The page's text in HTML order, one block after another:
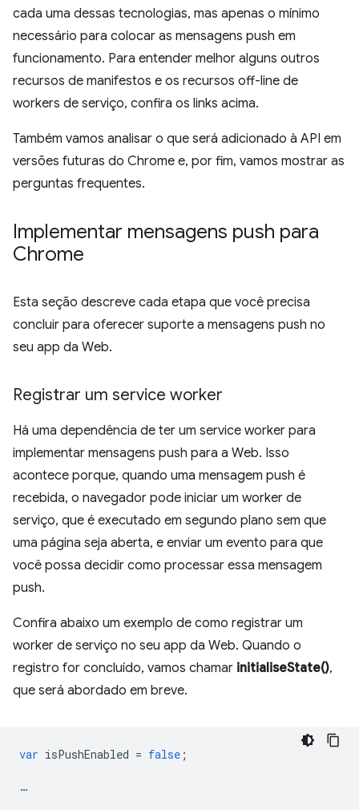
cada uma dessas tecnologias, mas apenas o mínimo
necessário para colocar as mensagens push em
funcionamento. Para entender melhor alguns outros
recursos de manifestos e os recursos off-line de
workers de serviço, confira os links acima.
Também vamos analisar o que será adicionado à API em
versões futuras do Chrome e, por fim, vamos mostrar as
perguntas frequentes.
Implementar mensagens push para
Chrome
Esta seção descreve cada etapa que você precisa
concluir para oferecer suporte a mensagens push no
seu app da Web.
Registrar um service worker
Há uma dependência de ter um service worker para
implementar mensagens push para a Web. Isso
acontece porque, quando uma mensagem push é
recebida, o navegador pode iniciar um worker de
serviço, que é executado em segundo plano sem que
uma página seja aberta, e enviar um evento para que
você possa decidir como processar essa mensagem
push.
Confira abaixo um exemplo de como registrar um
worker de serviço no seu app da Web. Quando o
registro for concluído, vamos chamar initialiseState(),
que será abordado em breve.
var isPushEnabled = false ;
…